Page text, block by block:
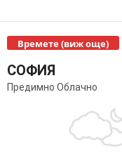
Времете (виж още)
СОФИЯ
Предимно Облачно